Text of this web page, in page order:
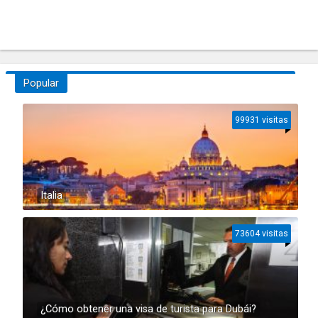
Popular
Italia
99931 visitas
¿Cómo obtener una visa de turista para Dubái?
73604 visitas